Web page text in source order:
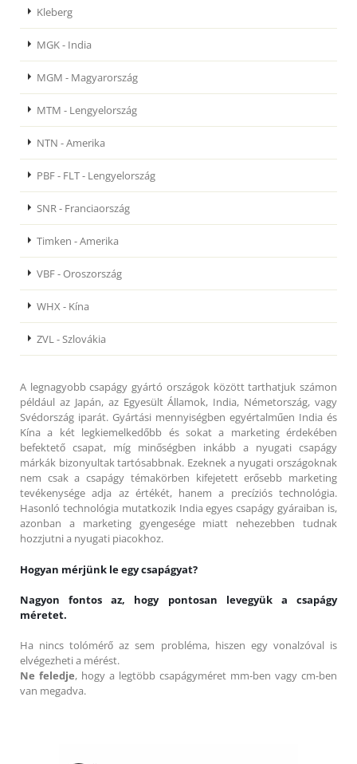
Kleberg
MGK - India
MGM - Magyarország
MTM - Lengyelország
NTN - Amerika
PBF - FLT - Lengyelország
SNR - Franciaország
Timken - Amerika
VBF - Oroszország
WHX - Kína
ZVL - Szlovákia
A legnagyobb csapágy gyártó országok között tarthatjuk számon
például az Japán, az Egyesült Államok, India, Németország, vagy
Svédország iparát. Gyártási mennyiségben egyértalműen India és
Kína a két legkiemelkedőbb és sokat a marketing érdekében
befektető csapat, míg minőségben inkább a nyugati csapágy
márkák bizonyultak tartósabbnak. Ezeknek a nyugati országoknak
nem csak a csapágy témakörben kifejetett erősebb marketing
tevékenysége adja az értékét, hanem a precíziós technológia.
Hasonló technológia mutatkozik India egyes csapágy gyáraiban is,
azonban a marketing gyengesége miatt nehezebben tudnak
hozzjutni a nyugati piacokhoz.
Hogyan mérjünk le egy csapágyat?
Nagyon fontos az, hogy pontosan levegyük a csapágy
méretet.
Ha nincs tolómérő az sem probléma, hiszen egy vonalzóval is
elvégezheti a mérést.
Ne feledje, hogy a legtöbb csapágyméret mm-ben vagy cm-ben
van megadva.